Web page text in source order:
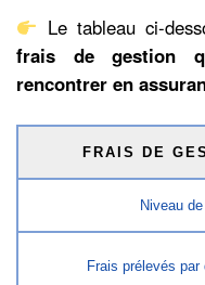
Le tableau ci-
frais de gestion
rencontrer en
FRAIS DE
Niveau
Frais prélevés par